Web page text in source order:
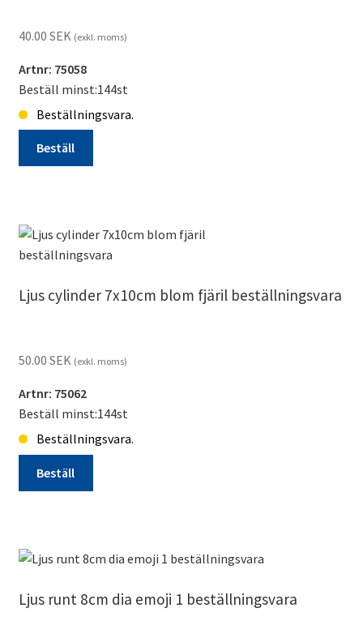
40.00 SEK (exkl. moms)
Artnr: 75058
Beställ minst:144st
Beställningsvara.
Beställ
sommar
beställningsvara
Ljus cylinder 7x10cm blom fjäril beställningsvara
50.00 SEK (exkl. moms)
Artnr: 75062
Beställ minst:144st
Beställningsvara.
Beställ
blom
beställningsvara
Ljus runt 8cm dia emoji 1 beställningsvara